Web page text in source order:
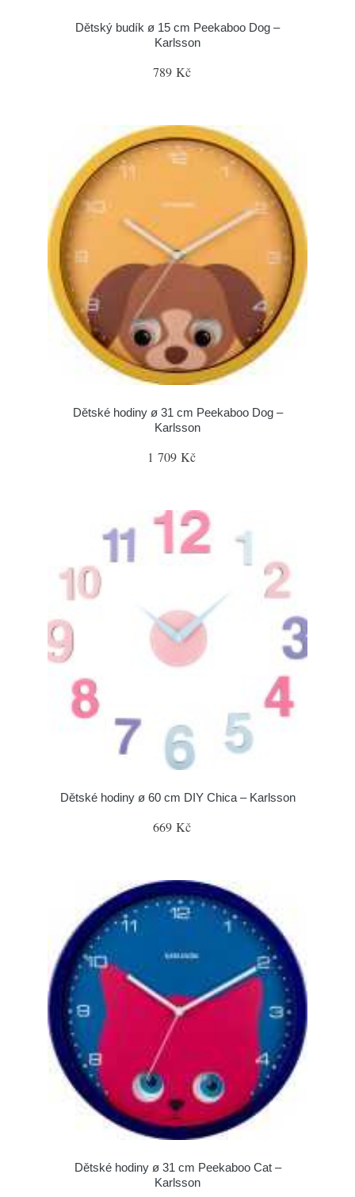
Dětský budík ø 15 cm Peekaboo Dog –
Karlsson
789 Kč
Dětské hodiny ø 31 cm Peekaboo Dog –
Karlsson
1 709 Kč
Dětské hodiny ø 60 cm DIY Chica – Karlsson
669 Kč
Dětské hodiny ø 31 cm Peekaboo Cat –
Karlsson